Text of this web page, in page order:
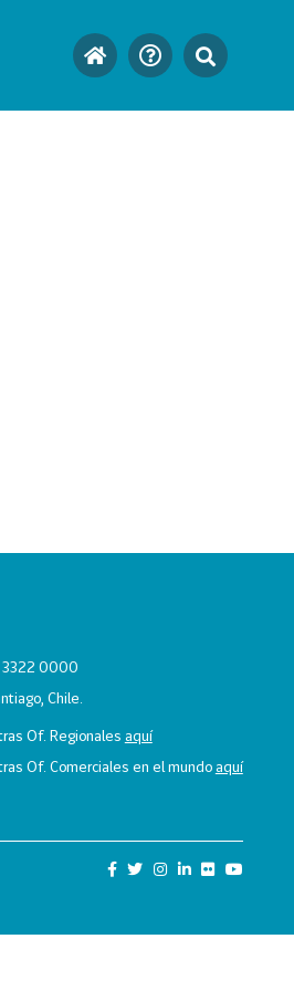
3322 0000
Chile.
Of. Regionales aquí
Of. Comerciales en el mundoaquí